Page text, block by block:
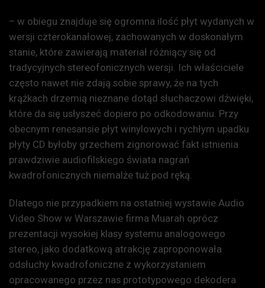
– w obiegu znajduje się ogromna ilość płyt wydanych w
wersji czterokanałowej, zachowanych w doskonałym
stanie, które zawierają materiał różniący się od
tradycyjnych stereofonicznych wersji. Ich właściciele
często nawet nie zdają sobie sprawy, że na tych
krążkach drzemią nieznane dotąd słuchaczowi dźwięki,
które da się usłyszeć dopiero po odkodowaniu. Przy
obecnym renesansie płyt winylowych i rychłym upadku
płyty CD byłoby grzechem zignorować fakt istnienia
prawdziwie audiofilskiego świata nagrań
kwadrofonicznych niemalże tuż pod ręką.
Dlatego nie przypadkiem na ostatniej wystawie Audio
Video Show w Warszawie firma Muarah oprócz
prezentacji wysokiej klasy systemu analogowego
stereo, jako dodatkową atrakcję zaproponowała
odsłuchy kwadrofoniczne z wykorzystaniem
opracowanego przez nas prototypowego dekodera